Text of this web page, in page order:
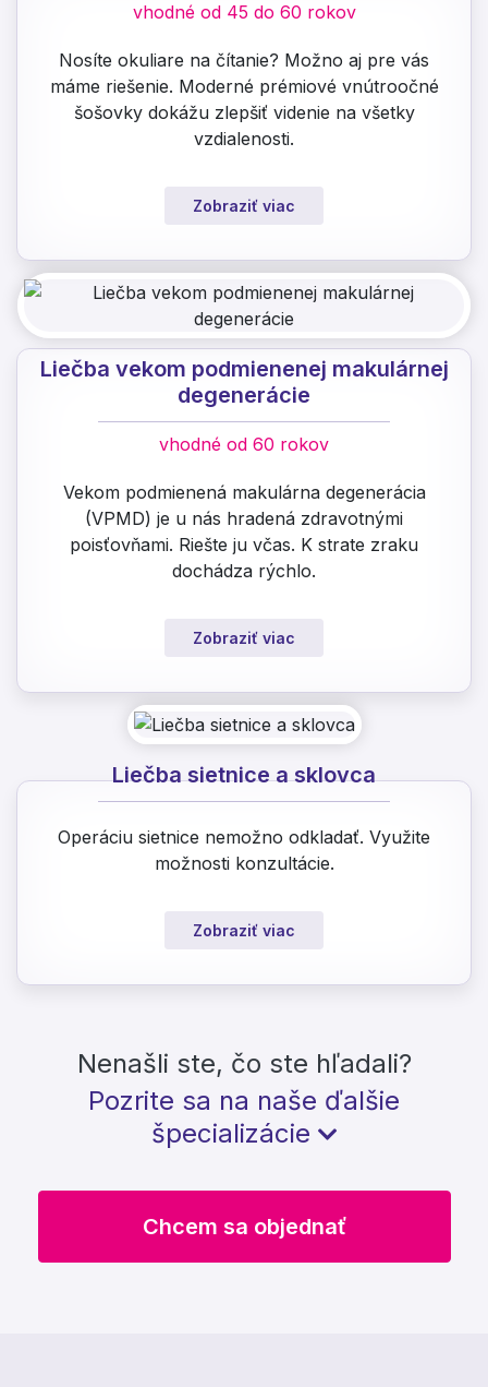
vhodné od 45 do 60 rokov
Nosíte okuliare na čítanie? Možno aj pre vás
máme riešenie. Moderné prémiové vnútroočné
šošovky dokážu zlepšiť videnie na všetky
vzdialenosti.
Zobraziť viac
Liečba vekom podmienenej makulárnej
degenerácie
vhodné od 60 rokov
Vekom podmienená makulárna degenerácia
(VPMD) je u nás hradená zdravotnými
poisťovňami. Riešte ju včas. K strate zraku
dochádza rýchlo.
Zobraziť viac
Liečba sietnice a sklovca
Operáciu sietnice nemožno odkladať. Využite
možnosti konzultácie.
Zobraziť viac
Nenašli ste, čo ste hľadali?
Pozrite sa na naše ďalšie
špecializácie
Chcem sa objednať